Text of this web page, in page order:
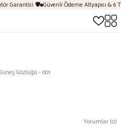
Garantisi 🛡️ Güvenli Ödeme Altyapısı & 6
Gözlüğü - 001
Yorumlar (0)